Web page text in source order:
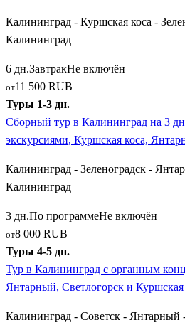
западный город России —
город на протяжении долгого
включает осмотр мощной шведской
величественного памятника
Петровне, старинного маяка и
которой стоят настоящие военные
погоде группы совершают водную
Балтийскую косу.
Историческое кольцо
Гвардейск, Черняховск и
Для искушенных
расширенные путевки,
городов центральной и восточной
ведут в уютныйГвардейск
Калининград - Куршская коса -
Калининград
6 дн.ЗавтракНе включён
от11 500 RUB
Туры 1-3 дн.
Сборный тур в Калининград на 3
экскурсиями, Куршская коса,
Калининград - Зеленоградск -
Калининград
3 дн.По программеНе включён
от8 000 RUB
Туры 4-5 дн.
Тур в Калининград с органным
Янтарный, Светлогорск и Куршская
Калининград - Советск - Янтарный